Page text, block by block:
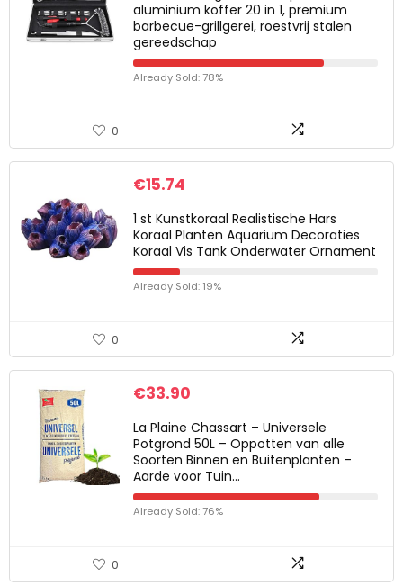
aluminium koffer 20 in 1, premium
barbecue-grillgerei, roestvrij stalen
gereedschap
Already Sold: 78%
0
€15.74
1 st Kunstkoraal Realistische Hars
Koraal Planten Aquarium Decoraties
Koraal Vis Tank Onderwater Ornament
Already Sold: 19%
0
€33.90
La Plaine Chassart – Universele
Potgrond 50L – Oppotten van alle
Soorten Binnen en Buitenplanten –
Aarde voor Tuin…
Already Sold: 76%
0